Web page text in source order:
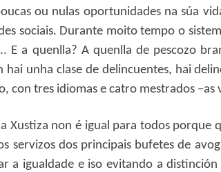
ou nulas oportunidades na súa
sociais. Durante moito tempo o
E a quenlla? A quenlla de pescozo
hai unha clase de delincuentes, hai
con tres idiomas e catro mestrados –as
Xustiza non é igual para todos porque
servizos dos principais bufetes de
a igualdade e iso evitando a